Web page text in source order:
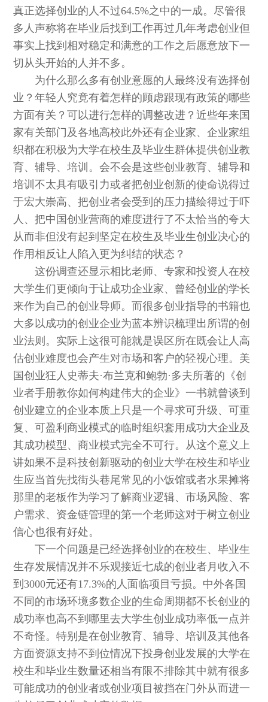
真正选择创业的人不过64.5%之中的一成。尽管很
多人声称将在毕业后找到工作再过几年考虑创业但
事实上找到相对稳定和满意的工作之后愿意放下一
切从头开始的人并不多。
为什么那么多有创业意愿的人最终没有选择创
业？年轻人究竟有着怎样的顾虑跟现有政策的哪些
方面有关？可以进行怎样的调整改进？近些年来国
家有关部门及各地高校此外还有企业家、企业家组
织都在积极为大学在校生及毕业生群体提供创业教
育、辅导、培训。会不会是这些创业教育、辅导和
培训不太具有吸引力或者把创业创新的使命说得过
于宏大崇高、把创业者会受到的压力描绘得过于吓
人、把中国创业营商的难度进行了不太恰当的夸大
从而非但没有起到坚定在校生及毕业生创业决心的
作用相反让人陷入更为纠结的状态？
这份调查还显示相比老师、专家和投资人在校
大学生们更倾向于让成功企业家、曾经创业的学长
来作为自己的创业导师。而很多创业指导的书籍也
大多以成功的创业企业为蓝本辨识梳理出所谓的创
业法则。实际上这很可能就是误区所在既会让人高
估创业难度也会产生对市场和客户的轻视心理。美
国创业狂人史蒂夫·布兰克和鲍勃·多夫所著的《创
业者手册教你如何构建伟大的企业》一书就曾谈到
创业建立的企业本质上只是一个寻求可升级、可重
复、可盈利商业模式的临时组织套用成功大企业及
其成功模型、商业模式完全不可行。从这个意义上
讲如果不是科技创新驱动的创业大学在校生和毕业
生应当首先找街头巷尾常见的小饭馆或者水果摊将
那里的老板作为学习了解商业逻辑、市场风险、客
户需求、资金链管理的第一个老师这对于树立创业
信心也很有好处。
下一个问题是已经选择创业的在校生、毕业生
生存发展情况并不乐观接近七成的创业者月收入不
到3000元还有17.3%的人面临项目亏损。中外各国
不同的市场环境多数企业的生命周期都不长创业的
成功率也高不到哪里去大学生创业成功率低一点并
不奇怪。特别是在创业教育、辅导、培训及其他各
方面资源支持不到位情况下投身创业发展的大学在
校生和毕业生数量还相当有限不排除其中就有很多
可能成功的创业者或创业项目被挡在门外从而进一